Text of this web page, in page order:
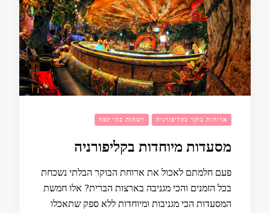
ארוחות בוקר בקליפורניה רשתות בתי קפה
מסעדות מיוחדות בקליפורניה
פעם חלמתם לאכול את ארוחת הבוקר הבלתי נשכחת
בכל הזמנים והכי מגניבה בארצות הברית? אלו חמשת
המסעדות הכי מגניבות ומיוחדות ללא ספק שתאכלו